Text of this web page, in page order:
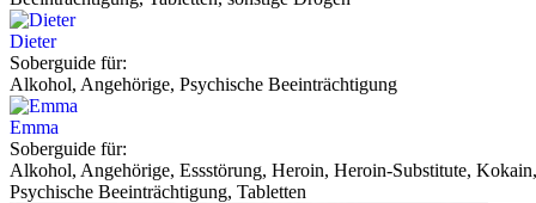
Dieter
Soberguide für:
Alkohol, Angehörige, Psychische Beeinträchtigung
Emma
Soberguide für:
Alkohol, Angehörige, Essstörung, Heroin, Heroin-Substitute,
Psychische Beeinträchtigung, Tabletten